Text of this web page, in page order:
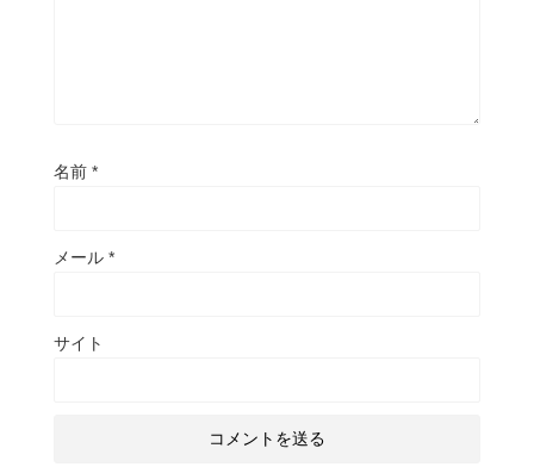
名前 *
メール *
サイト